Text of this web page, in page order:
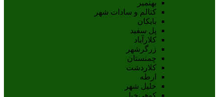
بهنمیر
کتالم و سادات شهر
بابکان
پل سفید
کلارآباد
زرگرشهر
چمنستان
کلاردشت
ارطه
خلیل شهر
کوهی‌خیل